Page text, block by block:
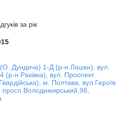
за рік
Дундича) 1-Д (р-н Лашки), вул.
(р-н Раківка), вул. Проспект
м. Полтава, вул.Героїв